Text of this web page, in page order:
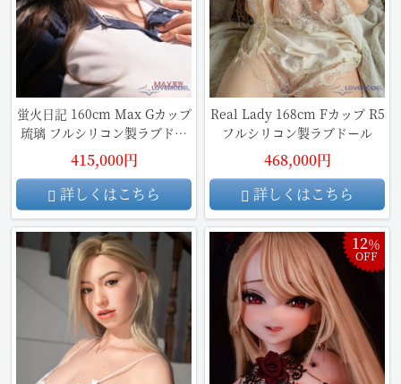
蛍火日記 160cm Max Gカップ
琉璃 フルシリコン製ラブドー
ル
415,000円
詳しくはこちら
Real Lady 168cm Fカップ R5
フルシリコン製ラブドール
468,000円
詳しくはこちら
12％
OFF